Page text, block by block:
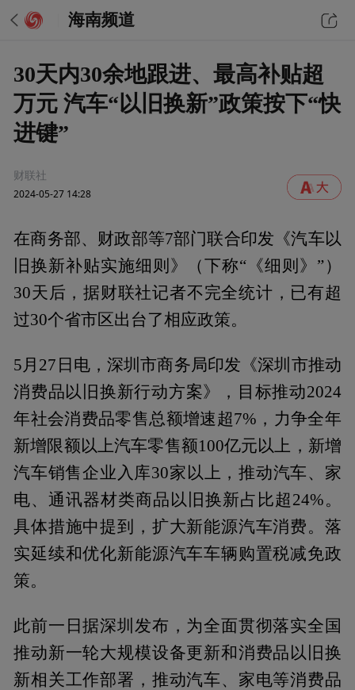
海南频道
30天内30余地跟进、最高补贴超
万元 汽车“以旧换新”政策按下“快
进键”
财联社
2024-05-27 14:28
在商务部、财政部等7部门联合印发《汽车以
旧换新补贴实施细则》（下称“《细则》”）
30天后，据财联社记者不完全统计，已有超
过30个省市区出台了相应政策。
5月27日电，深圳市商务局印发《深圳市推动
消费品以旧换新行动方案》，目标推动2024
年社会消费品零售总额增速超7%，力争全年
新增限额以上汽车零售额100亿元以上，新增
汽车销售企业入库30家以上，推动汽车、家
电、通讯器材类商品以旧换新占比超24%。
具体措施中提到，扩大新能源汽车消费。落
实延续和优化新能源汽车车辆购置税减免政
策。
此前一日据深圳发布，为全面贯彻落实全国
推动新一轮大规模设备更新和消费品以旧换
新相关工作部署，推动汽车、家电等消费品